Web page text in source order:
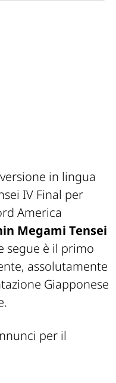
in lingua
IV Final per
America
Megami Tensei
segue è il primo
assolutamente
Giapponese
per il